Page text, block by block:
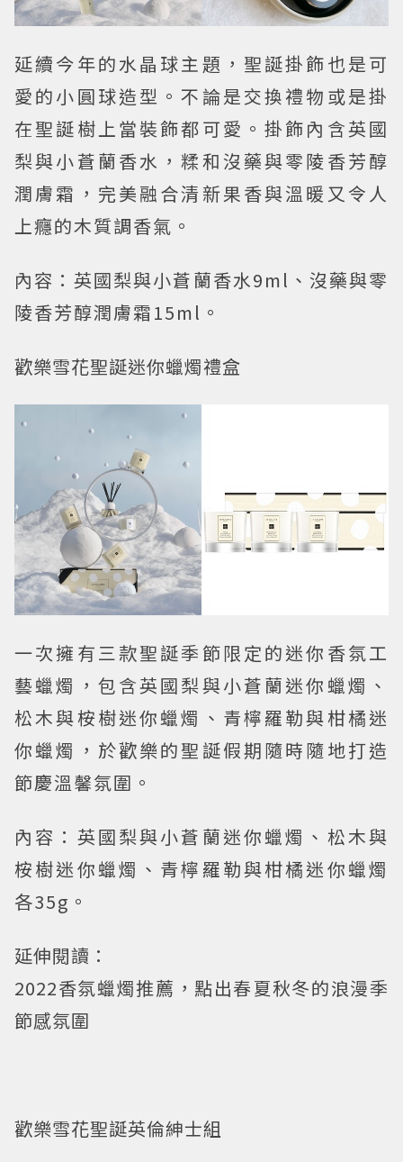
延續今年的水晶球主題，聖誕掛飾也是可
愛的小圓球造型。不論是交換禮物或是掛
在聖誕樹上當裝飾都可愛。掛飾內含英國
梨與小蒼蘭香水，糅和沒藥與零陵香芳醇
潤膚霜，完美融合清新果香與溫暖又令人
上癮的木質調香氣。
內容：英國梨與小蒼蘭香水9ml、沒藥與零
陵香芳醇潤膚霜15ml。
歡樂雪花聖誕迷你蠟燭禮盒
一次擁有三款聖誕季節限定的迷你香氛工
藝蠟燭，包含英國梨與小蒼蘭迷你蠟燭、
松木與桉樹迷你蠟燭、青檸羅勒與柑橘迷
你蠟燭，於歡樂的聖誕假期隨時隨地打造
節慶溫馨氛圍。
內容：英國梨與小蒼蘭迷你蠟燭、松木與
桉樹迷你蠟燭、青檸羅勒與柑橘迷你蠟燭
各35g。
延伸閱讀：
2022香氛蠟燭推薦，點出春夏秋冬的浪漫季
節感氛圍
歡樂雪花聖誕英倫紳士組